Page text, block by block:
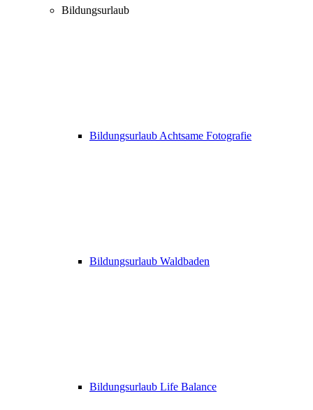
Bildungsurlaub
Bildungsurlaub Achtsame Fotografie
Bildungsurlaub Waldbaden
Bildungsurlaub Life Balance